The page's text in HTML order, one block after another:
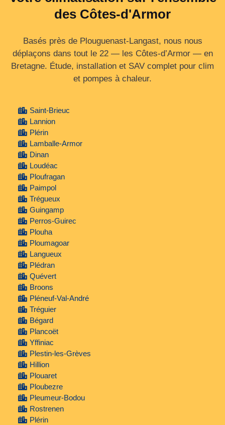
des Côtes-d'Armor
Basés près de Plouguenast-Langast, nous nous
déplaçons dans tout le 22 — les Côtes‑d’Armor — en
Bretagne. Étude, installation et SAV complet pour clim
et pompes à chaleur.
Saint-Brieuc
Lannion
Plérin
Lamballe-Armor
Dinan
Loudéac
Ploufragan
Paimpol
Trégueux
Guingamp
Perros-Guirec
Plouha
Ploumagoar
Langueux
Plédran
Quévert
Broons
Pléneuf-Val-André
Tréguier
Bégard
Plancoët
Yffiniac
Plestin-les-Grèves
Hillion
Plouaret
Ploubezre
Pleumeur-Bodou
Rostrenen
Plérin